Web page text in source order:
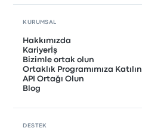
KURUMSAL
Hakkımızda
Kariyerİş
Bizimle ortak olun
Ortaklık Programımıza Katılın
API Ortağı Olun
Blog
DESTEK